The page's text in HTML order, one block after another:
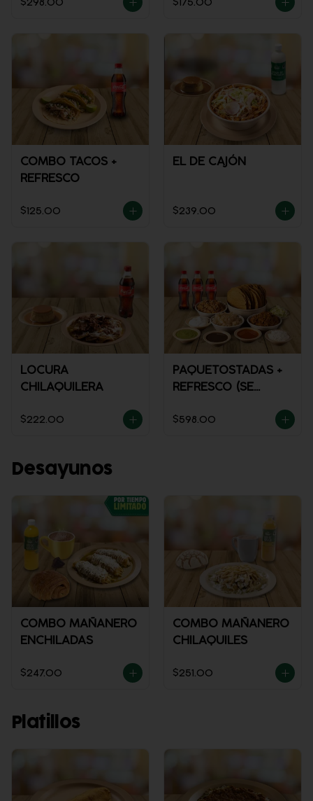
$298.00 NARANJA
$175.00
COMBO TACOS +
REFRESCO
$125.00
EL DE CAJÓN
$239.00
LOCURA
CHILAQUILERA
$222.00
PAQUETOSTADAS +
REFRESCO (SE
$598.00
Desayunos
COMBO MAÑANERO
ENCHILADAS
$247.00
COMBO MAÑANERO
CHILAQUILES
$251.00
Platillos